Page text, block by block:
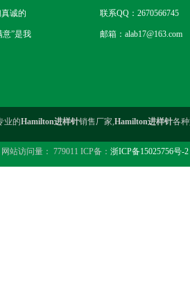
诚的
”是我
联系QQ：2670566745
邮箱：alab17@163.com
业的Hamilton进样针销售厂家,Hamilton进样针各
站访问量： 779011 ICP备： 浙ICP备15025756号-2